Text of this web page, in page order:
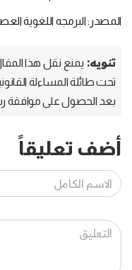
المصدر: البرمجه اللغوية
تنويه: يمنع نقل هذا
تحت طائلة المساءلة
بعد الحصول على موافقة
أضف تعليقاً